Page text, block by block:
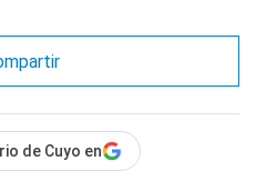
de Cuyo en